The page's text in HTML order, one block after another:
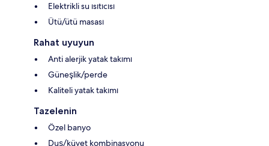
Elektrikli su ısıtıcısı
Ütü/ütü masası
Rahat uyuyun
Anti alerjik yatak takımı
Güneşlik/perde
Kaliteli yatak takımı
Tazelenin
Özel banyo
Duş/küvet kombinasyonu